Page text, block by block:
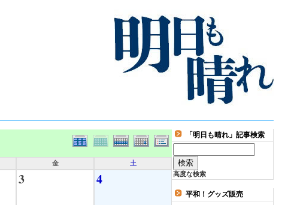
金 土
3 4
「明日も晴れ」記事検索
高度な検索
平和！グッズ販売